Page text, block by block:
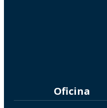
Oficina